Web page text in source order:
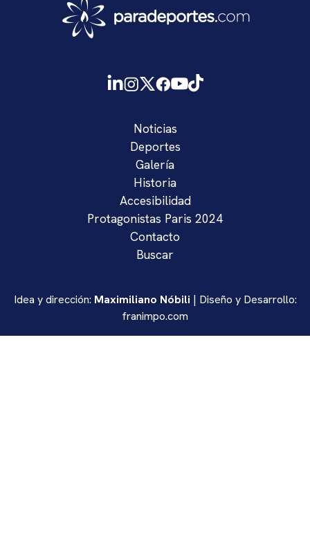
Noticias
Deportes
Galería
Historia
Accesibilidad
Protagonistas Paris 2024
Contacto
Buscar
Idea y dirección: Maximiliano Nóbili | Diseño y Desarrollo:
franimpo.com